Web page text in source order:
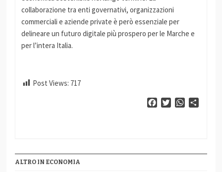
collaborazione tra enti governativi, organizzazioni
commerciali e aziende private è però essenziale per
delineare un futuro digitale più prospero per le Marche e
per l’intera Italia.
Post Views: 717
FacebookTwitterWhatsApp
ALTRO IN ECONOMIA